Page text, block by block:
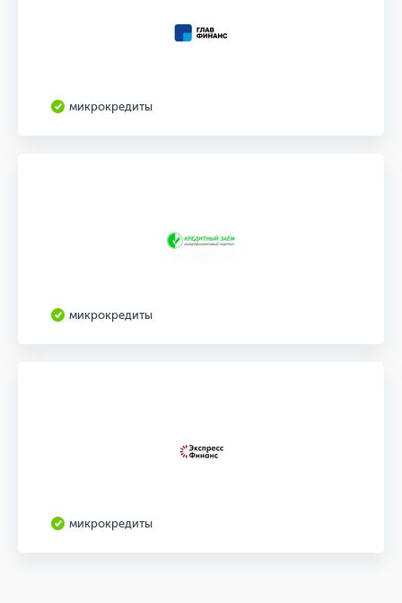
микрокредиты
микрокредиты
микрокредиты